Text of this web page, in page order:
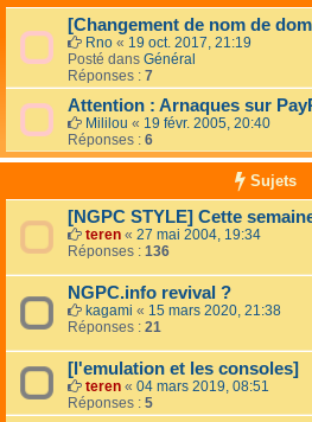
[Changement de nom de
Rno « 19 oct. 2017, 21:19
Posté dans Général
Réponses : 7
Attention : Arnaques sur
Mililou « 19 févr. 2005, 20:40
Réponses : 6
Sujets
[NGPC STYLE] Cette
teren « 27 mai 2004, 19:34
Réponses : 136
NGPC.info revival ?
kagami « 15 mars 2020, 21:38
Réponses : 21
[l'emulation et les consoles]
teren « 04 mars 2019, 08:51
Réponses : 5